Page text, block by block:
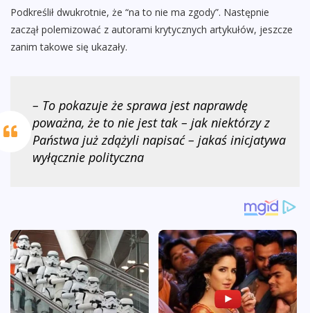
Podkreślił dwukrotnie, że “na to nie ma zgody”. Następnie
zaczął polemizować z autorami krytycznych artykułów, jeszcze
zanim takowe się ukazały.
– To pokazuje że sprawa jest naprawdę
poważna, że to nie jest tak – jak niektórzy z
Państwa już zdążyli napisać – jakaś inicjatywa
wyłącznie polityczna